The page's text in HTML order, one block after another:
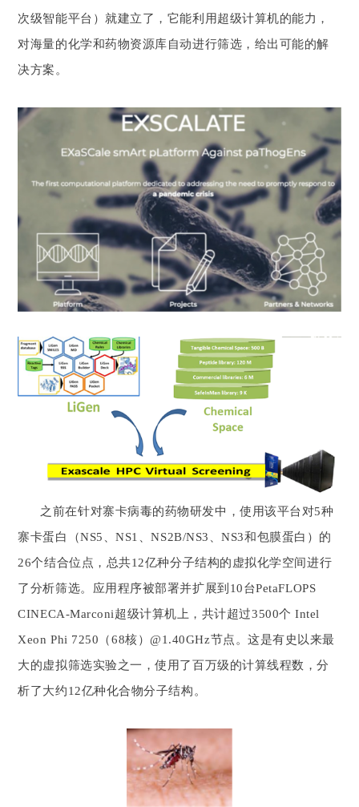
次级智能平台）就建立了，它能利用超级计算机的能力，
对海量的化学和药物资源库自动进行筛选，给出可能的解
决方案。
之前在针对寨卡病毒的药物研发中，使用该平台对5种
寨卡蛋白（NS5、NS1、NS2B/NS3、NS3和包膜蛋白）的
26个结合位点，总共12亿种分子结构的虚拟化学空间进行
了分析筛选。应用程序被部署并扩展到10台PetaFLOPS
CINECA-Marconi超级计算机上，共计超过3500个 Intel
Xeon Phi 7250（68核）@1.40GHz节点。这是有史以来最
大的虚拟筛选实验之一，使用了百万级的计算线程数，分
析了大约12亿种化合物分子结构。